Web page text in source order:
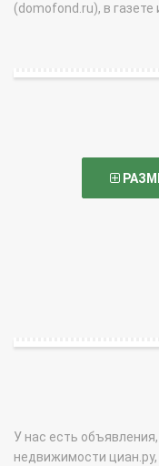
(domofond.ru), в газете
У нас есть
недвижимости